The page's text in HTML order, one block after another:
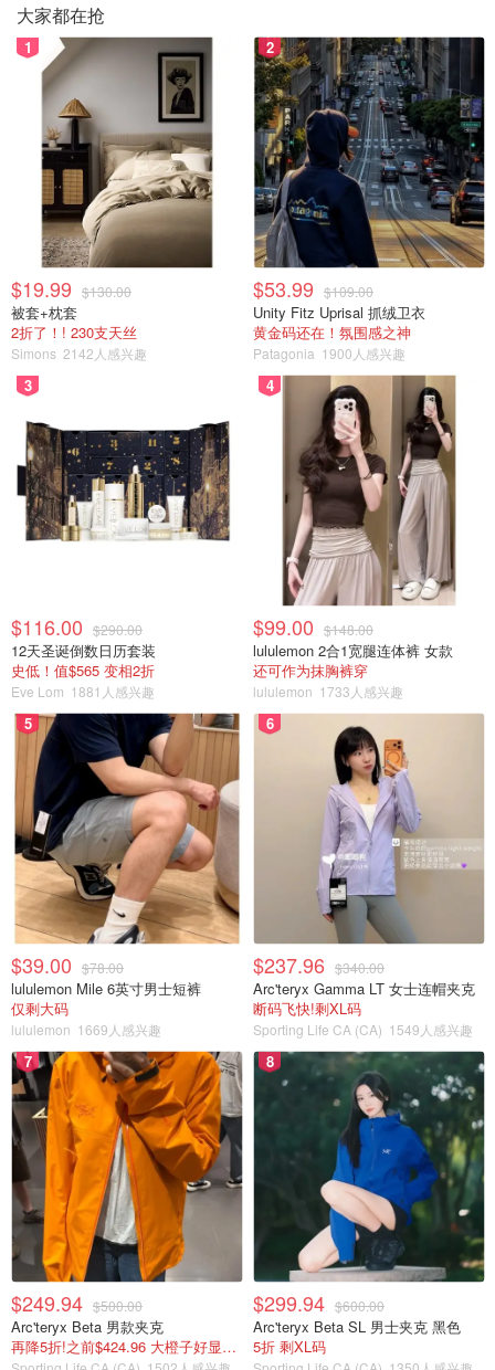
大家都在抢
1
$19.99 $130.00
被套+枕套
2折了！! 230支天丝
Simons 2142人感兴趣
2
$53.99 $109.00
Unity Fitz Uprisal 抓绒卫衣
黄金码还在！氛围感之神
Patagonia 1900人感兴趣
3
$116.00 $290.00
12天圣诞倒数日历套装
史低！值$565 变相2折
Eve Lom 1881人感兴趣
4
$99.00 $148.00
lululemon 2合1宽腿连体裤 女款
还可作为抹胸裤穿
lululemon 1733人感兴趣
5
$39.00 $78.00
lululemon Mile 6英寸男士短裤
仅剩大码
lululemon 1669人感兴趣
6
$237.96 $340.00
Arc'teryx Gamma LT 女士连帽夹克
断码飞快!剩XL码
Sporting Life CA (CA) 1549人感兴趣
7
$249.94 $500.00
Arc'teryx Beta 男款夹克
再降5折!之前$424.96 大橙子好显白 蹲补
8
$299.94 $600.00
Arc'teryx Beta SL 男士夹克 黑色
5折 剩XL码